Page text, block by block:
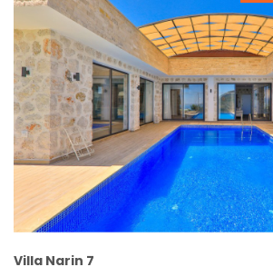
Rezervasyon
Villa Narin 7